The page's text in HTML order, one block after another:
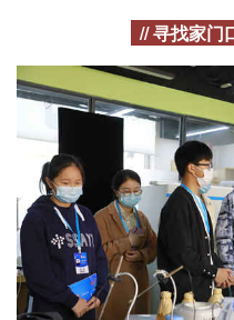
// 寻找家门